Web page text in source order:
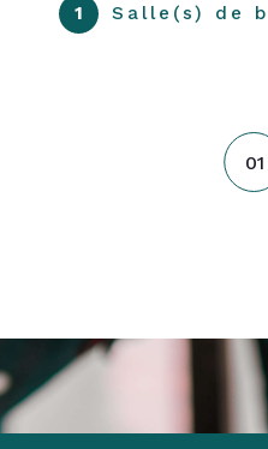
1 Salle(s) de
01